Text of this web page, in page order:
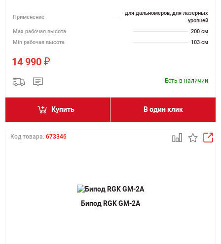
Применение
для дальномеров, для лазерных
уровней
Мах рабочая высота
200 см
Min рабочая высота
103 см
14 990 ₽
Есть в наличии
Купить В один клик
Код товара: 673346
Бипод RGK GM-2A